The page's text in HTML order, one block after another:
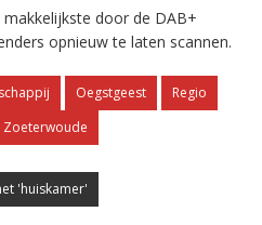
door de DAB+
opnieuw te laten scannen.
Oegstgeest
Regio
Zoeterwoude
'huiskamer'